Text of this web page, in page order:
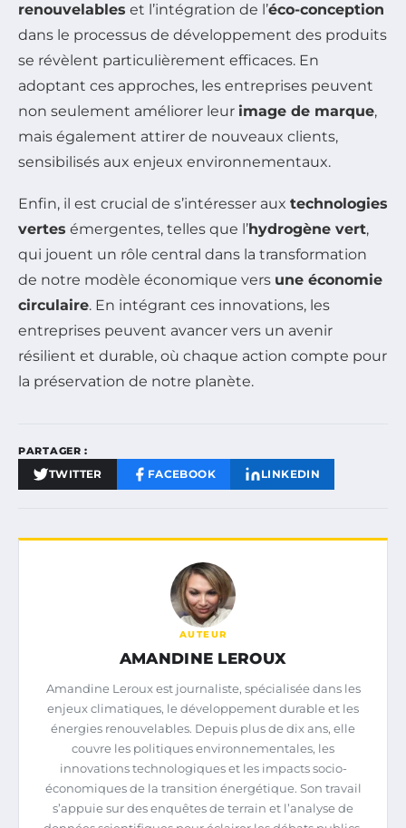
renouvelables et l’intégration de l’éco-conception
dans le processus de développement des produits
se révèlent particulièrement efficaces. En
adoptant ces approches, les entreprises peuvent
non seulement améliorer leur image de marque,
mais également attirer de nouveaux clients,
sensibilisés aux enjeux environnementaux.
Enfin, il est crucial de s’intéresser aux technologies
vertes émergentes, telles que l’hydrogène vert,
qui jouent un rôle central dans la transformation
de notre modèle économique vers une économie
circulaire. En intégrant ces innovations, les
entreprises peuvent avancer vers un avenir
résilient et durable, où chaque action compte pour
la préservation de notre planète.
PARTAGER :
TWITTER FACEBOOK LINKEDIN
AUTEUR
AMANDINE LEROUX
Amandine Leroux est journaliste, spécialisée dans les
enjeux climatiques, le développement durable et les
énergies renouvelables. Depuis plus de dix ans, elle
couvre les politiques environnementales, les
innovations technologiques et les impacts socio-
économiques de la transition énergétique. Son travail
s’appuie sur des enquêtes de terrain et l’analyse de